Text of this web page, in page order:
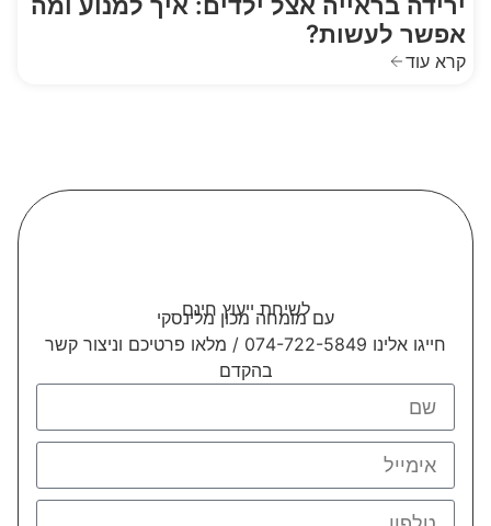
אפשר לעשות?
קרא עוד
לשיחת ייעוץ חינם
עם מומחה מכון מלינסקי
חייגו אלינו 074-722-5849 / מלאו פרטיכם וניצור קשר
בהקדם